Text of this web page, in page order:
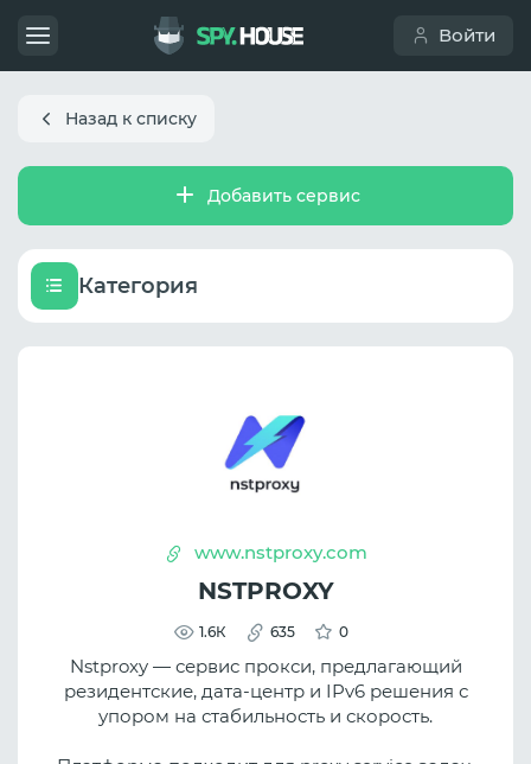
Войти
Назад к списку
Добавить сервис
Категория
www.nstproxy.com
NSTPROXY
1.6К 635 0
Nstproxy — сервис прокси, предлагающий
резидентские, дата-центр и IPv6 решения с
упором на стабильность и скорость.